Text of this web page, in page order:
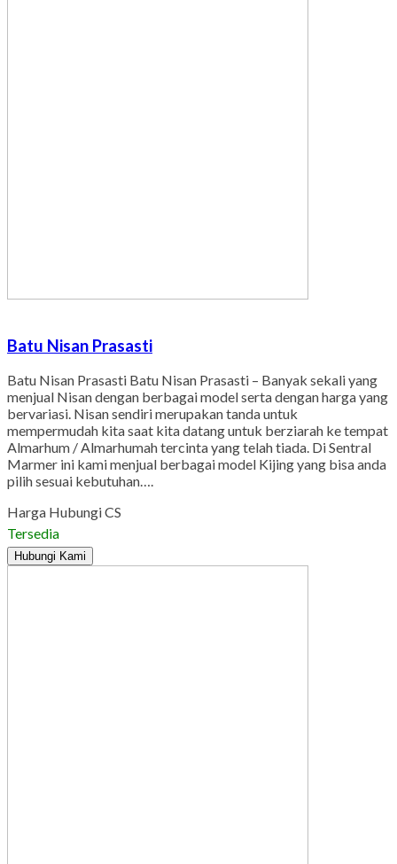
Batu Nisan Prasasti
Batu Nisan Prasasti Batu Nisan Prasasti – Banyak sekali yang
menjual Nisan dengan berbagai model serta dengan harga yang
bervariasi. Nisan sendiri merupakan tanda untuk
mempermudah kita saat kita datang untuk berziarah ke tempat
Almarhum / Almarhumah tercinta yang telah tiada. Di Sentral
Marmer ini kami menjual berbagai model Kijing yang bisa anda
pilih sesuai kebutuhan….
Harga Hubungi CS
Tersedia
Hubungi Kami